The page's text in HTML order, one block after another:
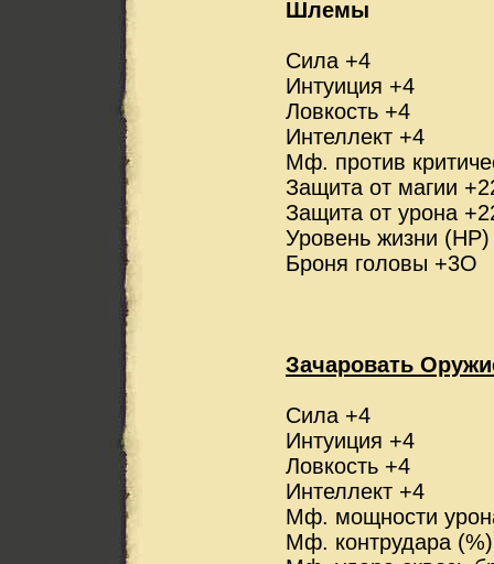
Шлемы
Сила +4
Интуиция +4
Ловкость +4
Интеллект +4
Мф. против
Защита от магии
Защита от урона
Уровень жизни
Броня головы +3О
Зачаровать
Сила +4
Интуиция +4
Ловкость +4
Интеллект +4
Мф. мощности
Мф. контрудара